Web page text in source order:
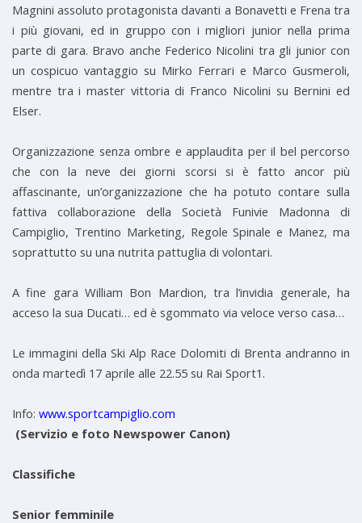
Magnini assoluto protagonista davanti a Bonavetti e Frena tra
i più giovani, ed in gruppo con i migliori junior nella prima
parte di gara. Bravo anche Federico Nicolini tra gli junior con
un cospicuo vantaggio su Mirko Ferrari e Marco Gusmeroli,
mentre tra i master vittoria di Franco Nicolini su Bernini ed
Elser.
Organizzazione senza ombre e applaudita per il bel percorso
che con la neve dei giorni scorsi si è fatto ancor più
affascinante, un’organizzazione che ha potuto contare sulla
fattiva collaborazione della Società Funivie Madonna di
Campiglio, Trentino Marketing, Regole Spinale e Manez, ma
soprattutto su una nutrita pattuglia di volontari.
A fine gara William Bon Mardion, tra l’invidia generale, ha
acceso la sua Ducati… ed è sgommato via veloce verso casa…
Le immagini della Ski Alp Race Dolomiti di Brenta andranno in
onda martedì 17 aprile alle 22.55 su Rai Sport1.
Info: www.sportcampiglio.com
(Servizio e foto Newspower Canon)
Classifiche
Senior femminile